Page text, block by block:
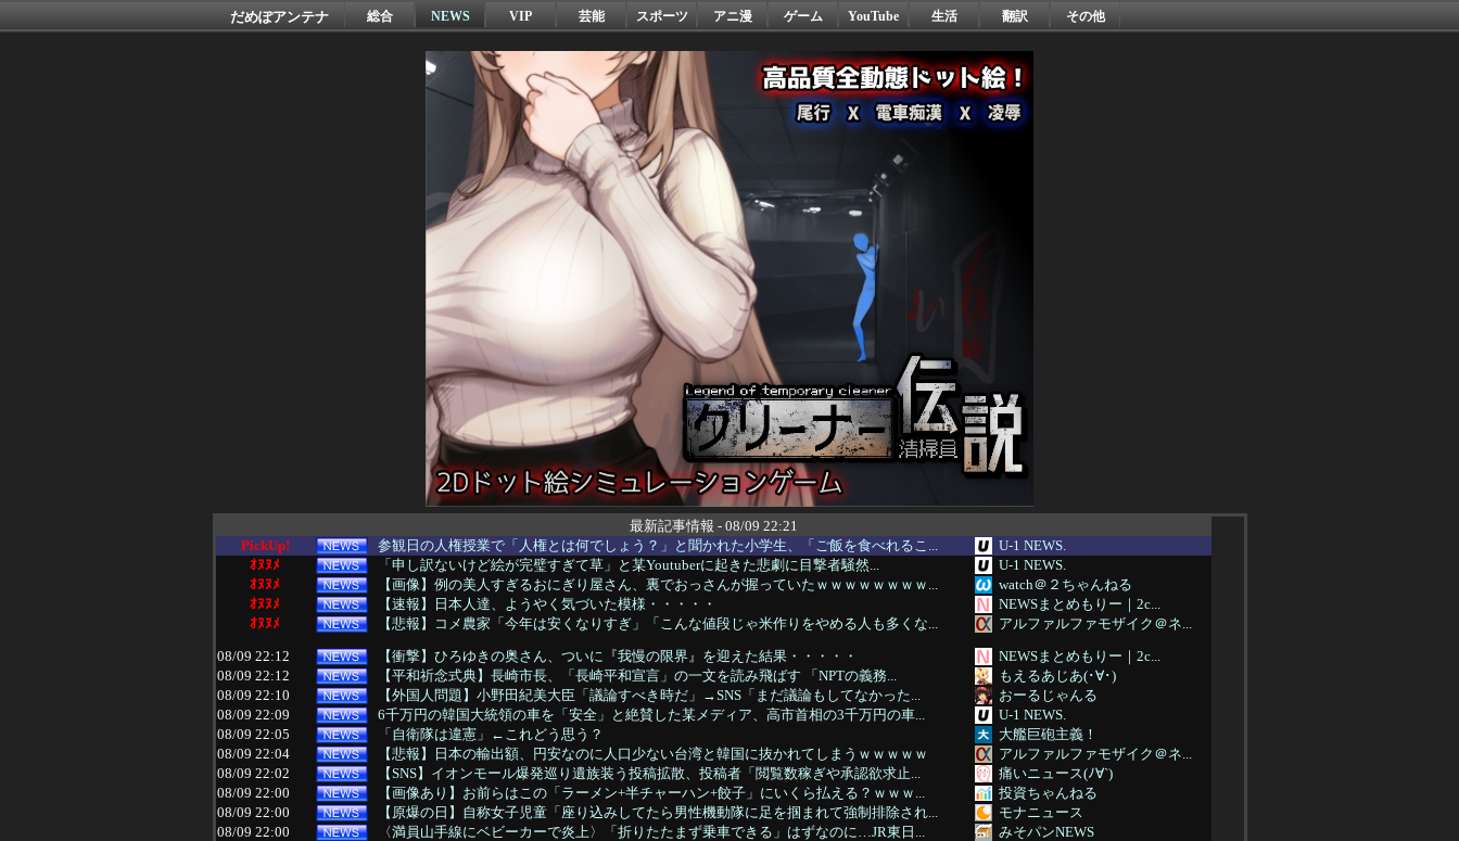
だめぽアンテナ 総合 NEWS VIP 芸能 スポーツ アニ漫 ゲーム YouTube 生活 翻訳 その他
最新記事情報 - 08/09 22:21
PickUp!
参観日の人権授業で「人権とは何でしょう？」と聞かれた小学生、「ご飯を食べれるこ...
U-1 NEWS.
ｵﾇﾇﾒ
「申し訳ないけど絵が完璧すぎて草」と某Youtuberに起きた悲劇に目撃者騒然...
U-1 NEWS.
ｵﾇﾇﾒ
【画像】例の美人すぎるおにぎり屋さん、裏でおっさんが握っていたｗｗｗｗｗｗｗｗ...
watch＠２ちゃんねる
ｵﾇﾇﾒ
【速報】日本人達、ようやく気づいた模様・・・・・
NEWSまとめもりー｜2c...
ｵﾇﾇﾒ
【悲報】コメ農家「今年は安くなりすぎ」「こんな値段じゃ米作りをやめる人も多くな...
アルファルファモザイク＠ネ...
08/09 22:12
【衝撃】ひろゆきの奥さん、ついに『我慢の限界』を迎えた結果・・・・・
NEWSまとめもりー｜2c...
08/09 22:12
【平和祈念式典】長崎市長、「長崎平和宣言」の一文を読み飛ばす 「NPTの義務...
もえるあじあ(･∀･)
08/09 22:10
【外国人問題】小野田紀美大臣「議論すべき時だ」→SNS「まだ議論もしてなかった...
おーるじゃんる
08/09 22:09
6千万円の韓国大統領の車を「安全」と絶賛した某メディア、高市首相の3千万円の車...
U-1 NEWS.
08/09 22:05
「自衛隊は違憲」←これどう思う？
大艦巨砲主義！
08/09 22:04
【悲報】日本の輸出額、円安なのに人口少ない台湾と韓国に抜かれてしまうｗｗｗｗｗ
アルファルファモザイク＠ネ...
08/09 22:02
【SNS】イオンモール爆発巡り遺族装う投稿拡散、投稿者「閲覧数稼ぎや承認欲求止...
痛いニュース(ﾉ∀`)
08/09 22:00
【画像あり】お前らはこの「ラーメン+半チャーハン+餃子」にいくら払える？ｗｗｗ...
投資ちゃんねる
08/09 22:00
【原爆の日】自称女子児童「座り込みしてたら男性機動隊に足を掴まれて強制排除され...
モナニュース
08/09 22:00
〈満員山手線にベビーカーで炎上〉「折りたたまず乗車できる」はずなのに…JR東日...
みそパンNEWS